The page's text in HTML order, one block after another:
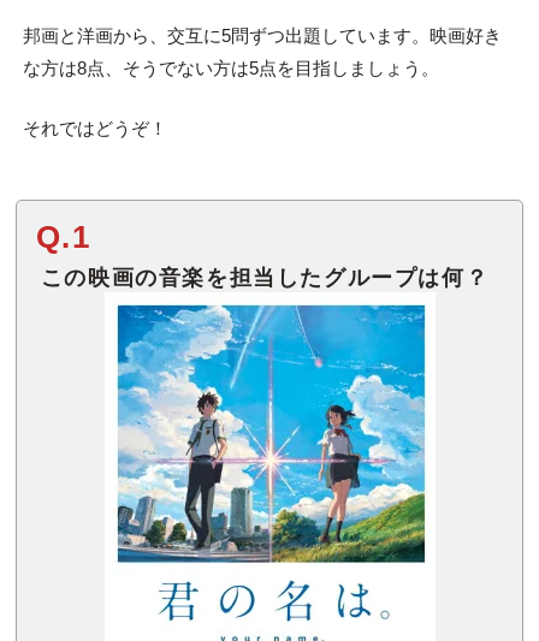
邦画と洋画から、交互に5問ずつ出題しています。映画好き
な方は8点、そうでない方は5点を目指しましょう。
それではどうぞ！
Q.1